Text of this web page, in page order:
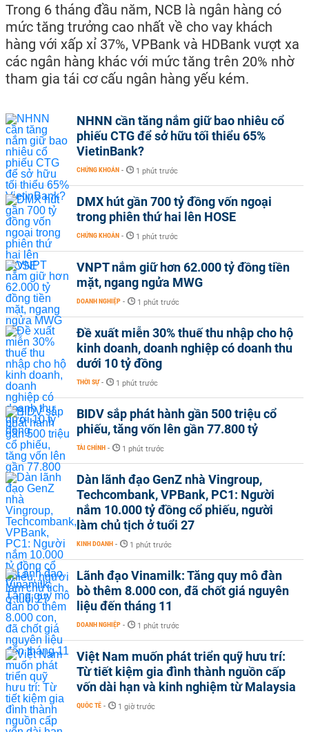
Trong 6 tháng đầu năm, NCB là ngân hàng có
mức tăng trưởng cao nhất về cho vay khách
hàng với xấp xỉ 37%, VPBank và HDBank vượt xa
các ngân hàng khác với mức tăng trên 20% nhờ
tham gia tái cơ cấu ngân hàng yếu kém.
NHNN cần tăng nắm giữ bao nhiêu cổ
phiếu CTG để sở hữu tối thiểu 65%
VietinBank?
CHỨNG KHOÁN - 1 phút trước
DMX hút gần 700 tỷ đồng vốn ngoại
trong phiên thứ hai lên HOSE
CHỨNG KHOÁN - 1 phút trước
VNPT nắm giữ hơn 62.000 tỷ đồng tiền
mặt, ngang ngửa MWG
DOANH NGHIỆP - 1 phút trước
Đề xuất miễn 30% thuế thu nhập cho hộ
kinh doanh, doanh nghiệp có doanh thu
dưới 10 tỷ đồng
THỜI SỰ - 1 phút trước
BIDV sắp phát hành gần 500 triệu cổ
phiếu, tăng vốn lên gần 77.800 tỷ
TÀI CHÍNH - 1 phút trước
Dàn lãnh đạo GenZ nhà Vingroup,
Techcombank, VPBank, PC1: Người
nắm 10.000 tỷ đồng cổ phiếu, người
làm chủ tịch ở tuổi 27
KINH DOANH - 1 phút trước
Lãnh đạo Vinamilk: Tăng quy mô đàn
bò thêm 8.000 con, đã chốt giá nguyên
liệu đến tháng 11
DOANH NGHIỆP - 1 phút trước
Việt Nam muốn phát triển quỹ hưu trí:
Từ tiết kiệm gia đình thành nguồn cấp
vốn dài hạn và kinh nghiệm từ Malaysia
QUỐC TẾ - 1 giờ trước